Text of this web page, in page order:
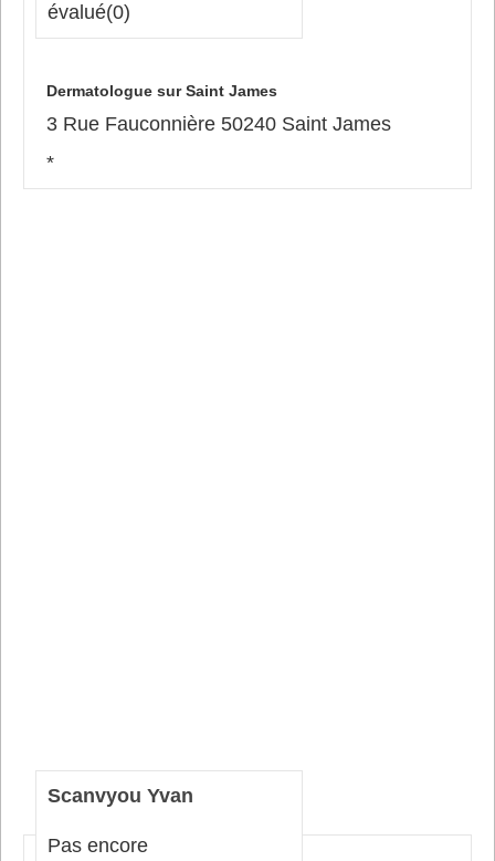
évalué(0)
Dermatologue sur Saint James
3 Rue Fauconnière 50240 Saint James
*
Scanvyou Yvan
Pas encore